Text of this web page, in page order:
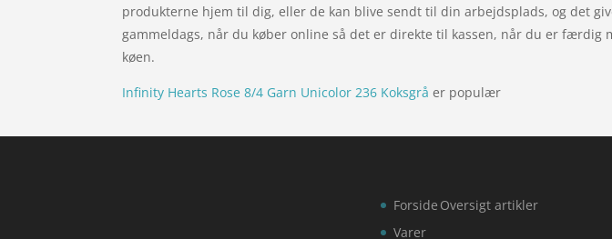
produkterne hjem til dig, eller de kan blive sendt til din arbejdsplads, og det
gammeldags, når du køber online så det er direkte til kassen, når du er
køen.
Infinity Hearts Rose 8/4 Garn Unicolor 236 Koksgrå er populær
Forside
Varer
Oversigt artikler